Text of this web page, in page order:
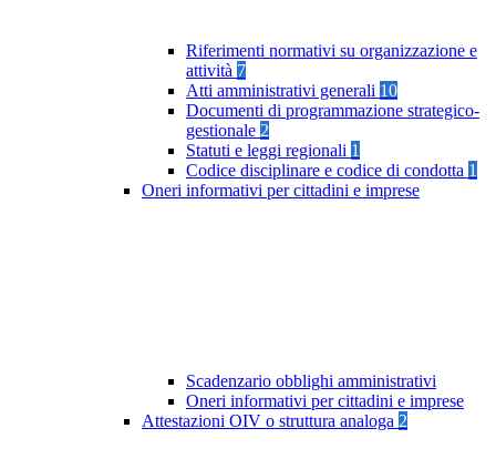
Riferimenti normativi su organizzazione e
attività 7
Atti amministrativi generali 10
Documenti di programmazione strategico-
gestionale 2
Statuti e leggi regionali 1
Codice disciplinare e codice di condotta 1
Oneri informativi per cittadini e imprese
Scadenzario obblighi amministrativi
Oneri informativi per cittadini e imprese
Attestazioni OIV o struttura analoga 2